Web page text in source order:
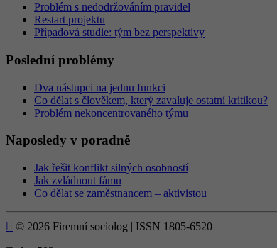
Problém s nedodržováním pravidel
Restart projektu
Případová studie: tým bez perspektivy
Poslední problémy
Dva nástupci na jednu funkci
Co dělat s člověkem, který zavaluje ostatní kritikou?
Problém nekoncentrovaného týmu
Naposledy v poradně
Jak řešit konflikt silných osobností
Jak zvládnout fámu
Co dělat se zaměstnancem – aktivistou
 © 2026 Firemní sociolog | ISSN 1805-6520